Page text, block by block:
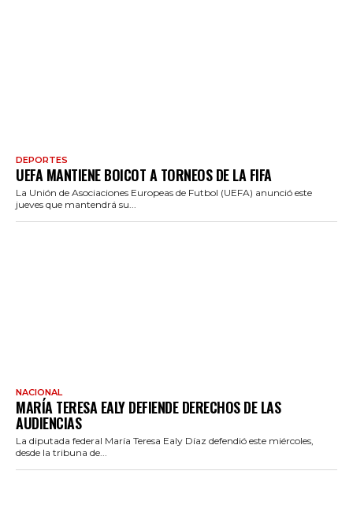
DEPORTES
UEFA MANTIENE BOICOT A TORNEOS DE LA FIFA
La Unión de Asociaciones Europeas de Futbol (UEFA) anunció este
jueves que mantendrá su...
NACIONAL
MARÍA TERESA EALY DEFIENDE DERECHOS DE LAS
AUDIENCIAS
La diputada federal María Teresa Ealy Díaz defendió este miércoles,
desde la tribuna de...